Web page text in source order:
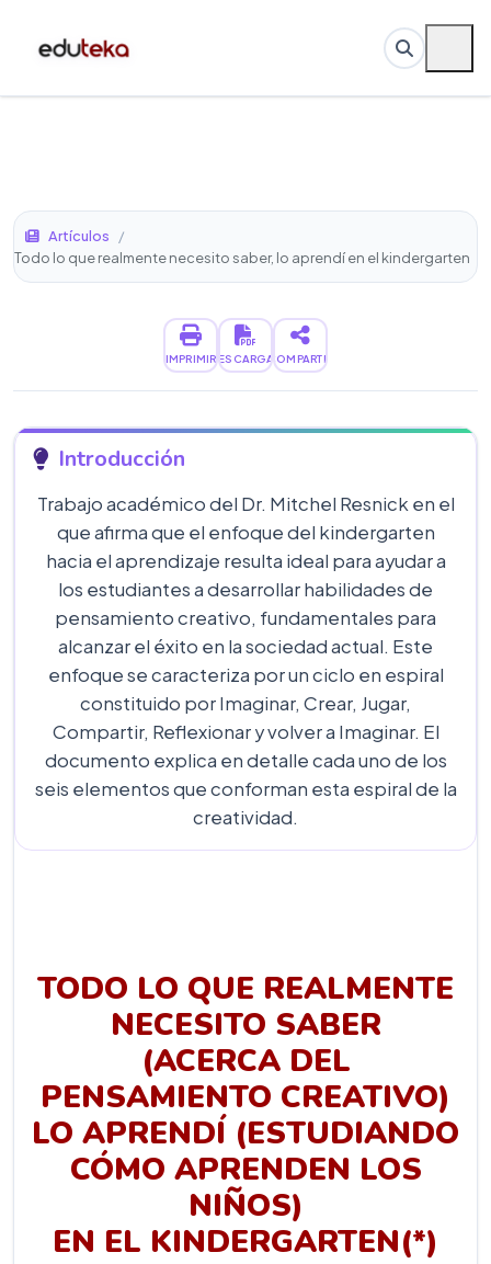
Artículos
/
Todo lo que realmente necesito saber, lo aprendí en el kindergarten
IMPRIMIRDESCARGARCOMPARTIR
Introducción
Trabajo académico del Dr. Mitchel Resnick en el
que afirma que el enfoque del kindergarten
hacia el aprendizaje resulta ideal para ayudar a
los estudiantes a desarrollar habilidades de
pensamiento creativo, fundamentales para
alcanzar el éxito en la sociedad actual. Este
enfoque se caracteriza por un ciclo en espiral
constituido por Imaginar, Crear, Jugar,
Compartir, Reflexionar y volver a Imaginar. El
documento explica en detalle cada uno de los
seis elementos que conforman esta espiral de la
creatividad.
TODO LO QUE REALMENTE
NECESITO SABER
(ACERCA DEL
PENSAMIENTO CREATIVO)
LO APRENDÍ (ESTUDIANDO
CÓMO APRENDEN LOS
NIÑOS)
EN EL KINDERGARTEN(*)